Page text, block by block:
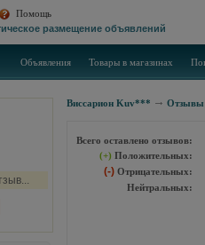
Помощь
размещение объявлений
Объявления Товары в магазинах
Виссарион Kuv*** Отзывы
Всего оставлено отзывов:
(+) Положительных:
(-) Отрицательных:
Нейтральных: